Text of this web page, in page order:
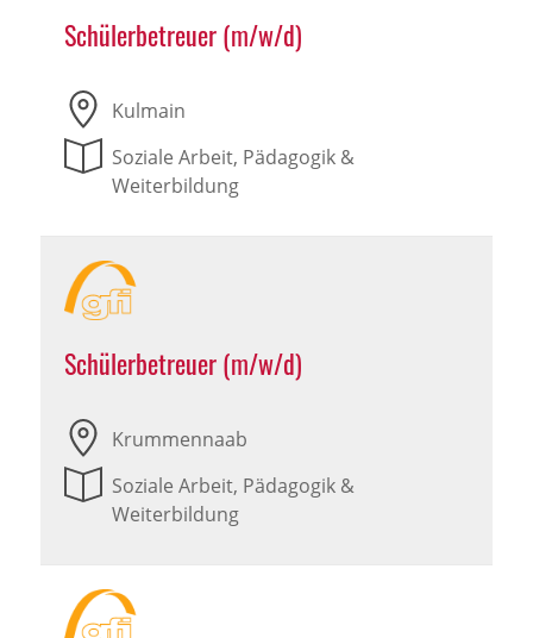
Schülerbetreuer (m/w/d)
Kulmain
Soziale Arbeit, Pädagogik &
Weiterbildung
Schülerbetreuer (m/w/d)
Krummennaab
Soziale Arbeit, Pädagogik &
Weiterbildung